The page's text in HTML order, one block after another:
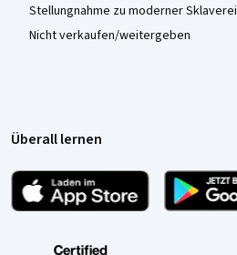
Stellungnahme zu moderner Sklaverei
Nicht verkaufen/weitergeben
Überall lernen